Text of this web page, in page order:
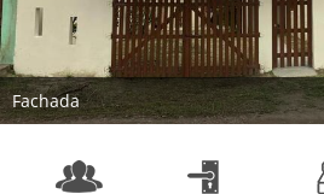
Fachada